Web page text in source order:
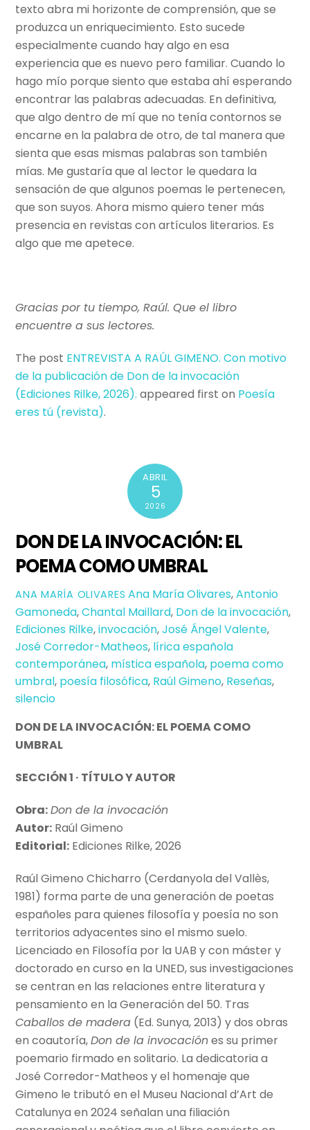
texto abra mi horizonte de comprensión, que se
produzca un enriquecimiento. Esto sucede
especialmente cuando hay algo en esa
experiencia que es nuevo pero familiar. Cuando lo
hago mío porque siento que estaba ahí esperando
encontrar las palabras adecuadas. En definitiva,
que algo dentro de mí que no tenía contornos se
encarne en la palabra de otro, de tal manera que
sienta que esas mismas palabras son también
mías. Me gustaría que al lector le quedara la
sensación de que algunos poemas le pertenecen,
que son suyos. Ahora mismo quiero tener más
presencia en revistas con artículos literarios. Es
algo que me apetece.
Gracias por tu tiempo, Raúl. Que el libro
encuentre a sus lectores.
The post ENTREVISTA A RAÚL GIMENO. Con motivo
de la publicación de Don de la invocación
(Ediciones Rilke, 2026). appeared first on Poesí­a
eres tú (revista).
ABRIL
5
2026
DON DE LA INVOCACIÓN: EL
POEMA COMO UMBRAL
ANA MARÍA OLIVARES Ana María Olivares,Antonio
Gamoneda,Chantal Maillard, Don de la invocación,
Ediciones Rilke,invocación,José Ángel Valente,
José Corredor-Matheos, lírica española
contemporánea, mística española, poema como
umbral, poesía filosófica, Raúl Gimeno, Reseñas,
silencio
DON DE LA INVOCACIÓN: EL POEMA COMO
UMBRAL
SECCIÓN 1 · TÍTULO Y AUTOR
Obra:Don de la invocación
Autor: Raúl Gimeno
Editorial: Ediciones Rilke, 2026
Raúl Gimeno Chicharro (Cerdanyola del Vallès,
1981) forma parte de una generación de poetas
españoles para quienes filosofía y poesía no son
territorios adyacentes sino el mismo suelo.
Licenciado en Filosofía por la UAB y con máster y
doctorado en curso en la UNED, sus investigaciones
se centran en las relaciones entre literatura y
pensamiento en la Generación del 50. Tras
Caballos de madera (Ed. Sunya, 2013) y dos obras
en coautoría,Don de la invocaciónes su primer
poemario firmado en solitario. La dedicatoria a
José Corredor-Matheos y el homenaje que
Gimeno le tributó en el Museu Nacional d’Art de
Catalunya en 2024 señalan una filiación